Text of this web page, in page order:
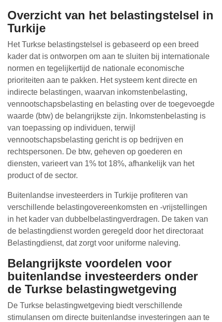
Overzicht van het belastingstelsel in
Turkije
Het Turkse belastingstelsel is gebaseerd op een breed
kader dat is ontworpen om aan te sluiten bij internationale
normen en tegelijkertijd de nationale economische
prioriteiten aan te pakken. Het systeem kent directe en
indirecte belastingen, waarvan inkomstenbelasting,
vennootschapsbelasting en belasting over de toegevoegde
waarde (btw) de belangrijkste zijn. Inkomstenbelasting is
van toepassing op individuen, terwijl
vennootschapsbelasting gericht is op bedrijven en
rechtspersonen. De btw, geheven op goederen en
diensten, varieert van 1% tot 18%, afhankelijk van het
product of de sector.
Buitenlandse investeerders in Turkije profiteren van
verschillende belastingovereenkomsten en -vrijstellingen
in het kader van dubbelbelastingverdragen. De taken van
de belastingdienst worden geregeld door het directoraat
Belastingdienst, dat zorgt voor uniforme naleving.
Belangrijkste voordelen voor
buitenlandse investeerders onder
de Turkse belastingwetgeving
De Turkse belastingwetgeving biedt verschillende
stimulansen om directe buitenlandse investeringen aan te